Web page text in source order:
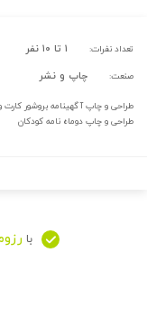
تعداد نفرات: ۱ تا ۱۰ نفر
صنعت: چاپ و نشر
طراحی و چاپ آگهینامه بروشور کارت
طراحی و چاپ دوماه نامه کودکان
با